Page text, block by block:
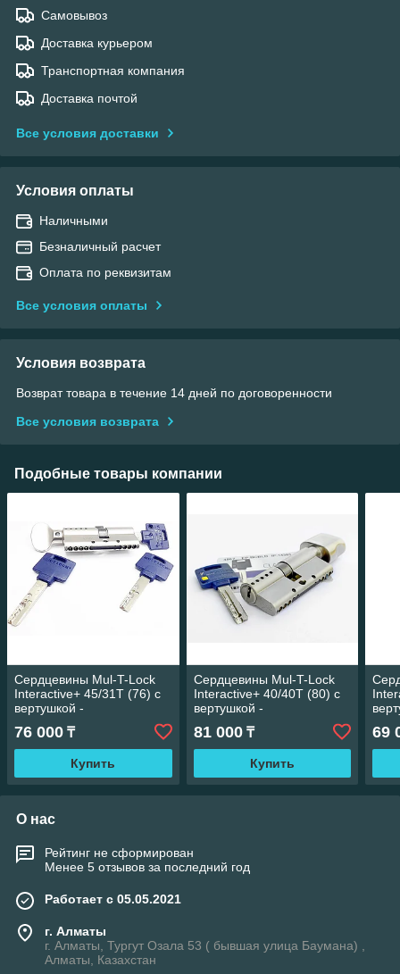
Самовывоз
Доставка курьером
Транспортная компания
Доставка почтой
Все условия доставки
Условия оплаты
Наличными
Безналичный расчет
Оплата по реквизитам
Все условия оплаты
Условия возврата
Возврат товара в течение 14 дней по договоренности
Все условия возврата
Подобные товары компании
Сердцевины Mul-T-Lock
Interactive+ 45/31Т (76) с
вертушкой -
Высокосекретные
цилиндры.
76 000 ₸
Купить
Сердцевины Mul-T-Lock
Interactive+ 40/40Т (80) с
вертушкой -
Высокосекретные
цилиндры.
81 000₸
Купить
69
О нас
Рейтинг не сформирован
Менее 5 отзывов за последний год
Работает с 05.05.2021
г. Алматы
г. Алматы, Тургут Озала 53 ( бывшая улица Баумана) ,
Алматы, Казахстан